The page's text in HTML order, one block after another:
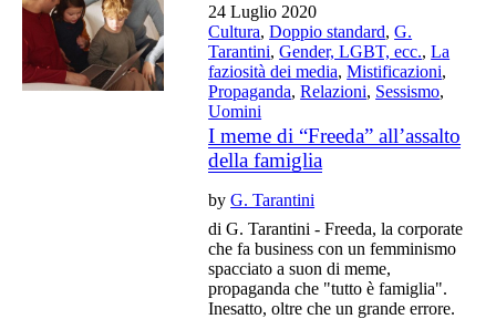
24 Luglio 2020
Cultura,Doppio standard,G.
Tarantini,Gender, LGBT, ecc.,La
faziosità dei media,Mistificazioni,
Propaganda,Relazioni, Sessismo,
Uomini
I meme di “Freeda” all’assalto
della famiglia
byG. Tarantini
di G. Tarantini - Freeda, la corporate
che fa business con un femminismo
spacciato a suon di meme,
propaganda che "tutto è famiglia".
Inesatto, oltre che un grande errore.